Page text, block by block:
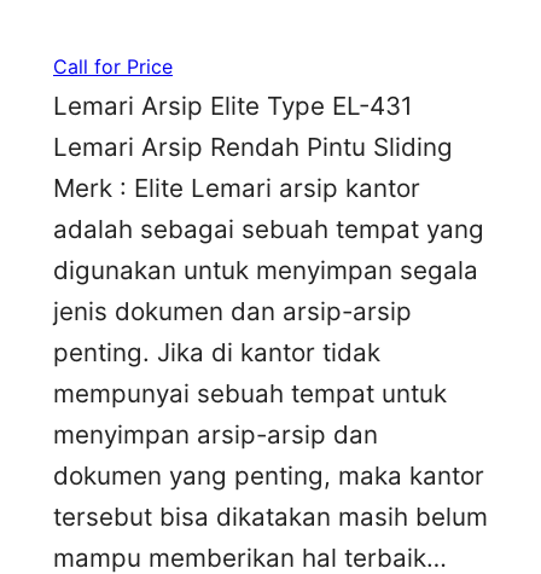
Call for Price
Lemari Arsip Elite Type EL-431
Lemari Arsip Rendah Pintu Sliding
Merk : Elite Lemari arsip kantor
adalah sebagai sebuah tempat yang
digunakan untuk menyimpan segala
jenis dokumen dan arsip-arsip
penting. Jika di kantor tidak
mempunyai sebuah tempat untuk
menyimpan arsip-arsip dan
dokumen yang penting, maka kantor
tersebut bisa dikatakan masih belum
mampu memberikan hal terbaik…